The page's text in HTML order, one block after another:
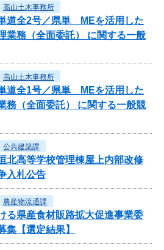
高山土木事務所
道全2号／県単 MEを活用した
業務（全面委託） に関する一般
高山土木事務所
道全1号／県単 MEを活用した
務（全面委託） に関する一般競
公共建築課
北高等学校管理棟屋上内部改修
入札公告
農産物流通課
る県産食材販路拡大促進事業委
集【選定結果】